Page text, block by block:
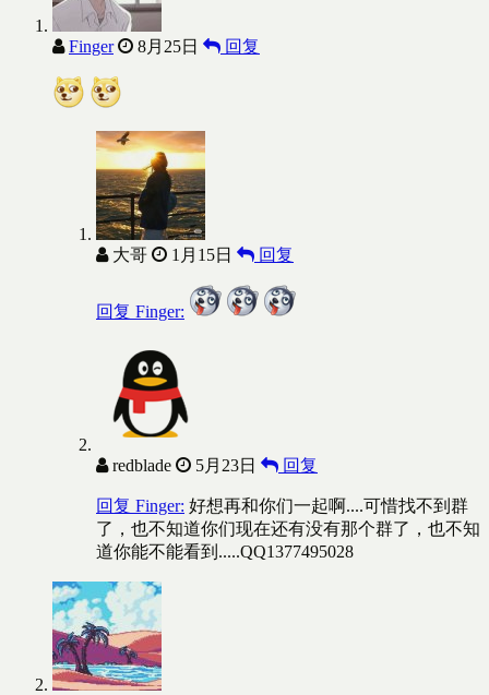
Finger 8月25日 回复
大哥 1月15日 回复
回复 Finger:
redblade 5月23日 回复
回复 Finger: 好想再和你们一起啊....可惜找不到群
了，也不知道你们现在还有没有那个群了，也不知
道你能不能看到.....QQ1377495028